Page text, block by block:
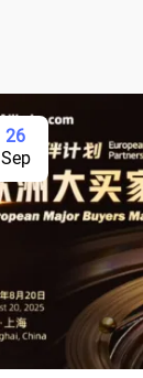
26
Sep